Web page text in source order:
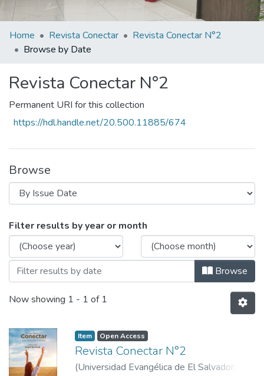
Home Revista Conectar
Revista Conectar N°2
Browse by Date
Revista Conectar N°2
Permanent URI for this collection
https://hdl.handle.net/20.500.11885/674
Browse
Browsing Revista Conectar N°2 by Issue
Filter results by year or month
Browse
Now showing 1 - 1 of 1
Item Open Access
Revista Conectar N°2
(Universidad Evangélica de El Salvador,